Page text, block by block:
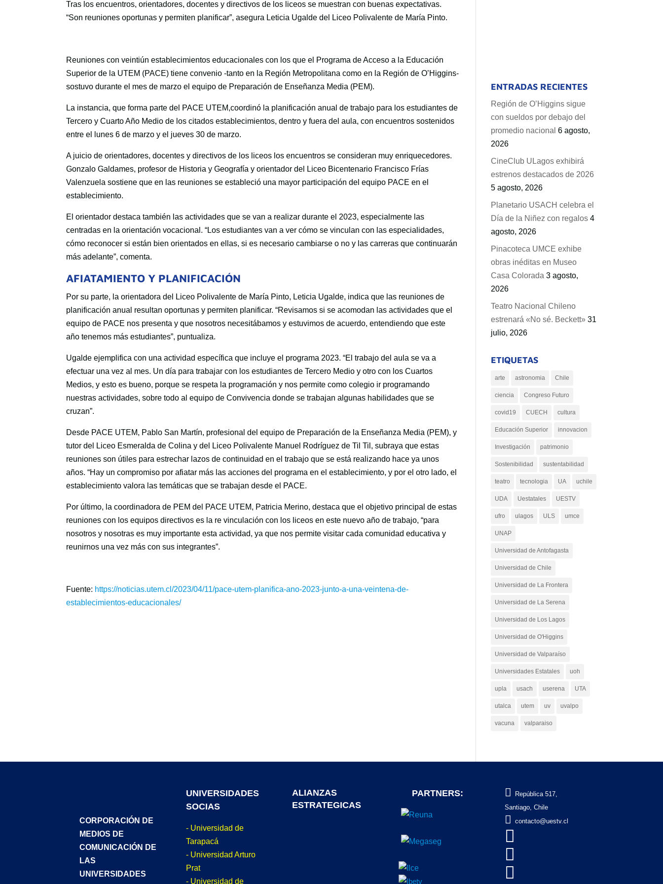
Tras los encuentros, orientadores, docentes y directivos de los liceos se muestran con buenas expectativas.
“Son reuniones oportunas y permiten planificar”, asegura Leticia Ugalde del Liceo Polivalente de María Pinto.
Reuniones con veintiún establecimientos educacionales con los que el Programa de Acceso a la Educación
Superior de la UTEM (PACE) tiene convenio -tanto en la Región Metropolitana como en la Región de O’Higgins-
sostuvo durante el mes de marzo el equipo de Preparación de Enseñanza Media (PEM).
La instancia, que forma parte del PACE UTEM,coordinó la planificación anual de trabajo para los estudiantes de
Tercero y Cuarto Año Medio de los citados establecimientos, dentro y fuera del aula, con encuentros sostenidos
entre el lunes 6 de marzo y el jueves 30 de marzo.
A juicio de orientadores, docentes y directivos de los liceos los encuentros se consideran muy enriquecedores.
Gonzalo Galdames, profesor de Historia y Geografía y orientador del Liceo Bicentenario Francisco Frías
Valenzuela sostiene que en las reuniones se estableció una mayor participación del equipo PACE en el
establecimiento.
El orientador destaca también las actividades que se van a realizar durante el 2023, especialmente las
centradas en la orientación vocacional. “Los estudiantes van a ver cómo se vinculan con las especialidades,
cómo reconocer si están bien orientados en ellas, si es necesario cambiarse o no y las carreras que continuarán
más adelante”, comenta.
AFIATAMIENTO Y PLANIFICACIÓN
Por su parte, la orientadora del Liceo Polivalente de María Pinto, Leticia Ugalde, indica que las reuniones de
planificación anual resultan oportunas y permiten planificar. “Revisamos si se acomodan las actividades que el
equipo de PACE nos presenta y que nosotros necesitábamos y estuvimos de acuerdo, entendiendo que este
año tenemos más estudiantes”, puntualiza.
Ugalde ejemplifica con una actividad específica que incluye el programa 2023. “El trabajo del aula se va a
efectuar una vez al mes. Un día para trabajar con los estudiantes de Tercero Medio y otro con los Cuartos
Medios, y esto es bueno, porque se respeta la programación y nos permite como colegio ir programando
nuestras actividades, sobre todo al equipo de Convivencia donde se trabajan algunas habilidades que se
cruzan”.
Desde PACE UTEM, Pablo San Martín, profesional del equipo de Preparación de la Enseñanza Media (PEM), y
tutor del Liceo Esmeralda de Colina y del Liceo Polivalente Manuel Rodríguez de Til Til, subraya que estas
reuniones son útiles para estrechar lazos de continuidad en el trabajo que se está realizando hace ya unos
años. “Hay un compromiso por afiatar más las acciones del programa en el establecimiento, y por el otro lado, el
establecimiento valora las temáticas que se trabajan desde el PACE.
Por último, la coordinadora de PEM del PACE UTEM, Patricia Merino, destaca que el objetivo principal de estas
reuniones con los equipos directivos es la re vinculación con los liceos en este nuevo año de trabajo, “para
nosotros y nosotras es muy importante esta actividad, ya que nos permite visitar cada comunidad educativa y
reunirnos una vez más con sus integrantes”.
Fuente: https://noticias.utem.cl/2023/04/11/pace-utem-planifica-ano-2023-junto-a-una-veintena-de-
establecimientos-educacionales/
ENTRADAS RECIENTES
Región de O’Higgins sigue
con sueldos por debajo del
promedio nacional 6 agosto,
2026
CineClub ULagos exhibirá
estrenos destacados de 2026
5 agosto, 2026
Planetario USACH celebra el
Día de la Niñez con regalos 4
agosto, 2026
Pinacoteca UMCE exhibe
obras inéditas en Museo
Casa Colorada 3 agosto,
2026
Teatro Nacional Chileno
estrenará «No sé. Beckett» 31
julio, 2026
ETIQUETAS
arte astronomia Chile
ciencia Congreso Futuro
covid19 CUECH cultura
Educación Superior innovacion
Investigación patrimonio
Sostenibilidad sustentabilidad
teatro tecnologia UA uchile
UDA Uestatales UESTV
ufro ulagos ULS umce
UNAP
Universidad de Antofagasta
Universidad de Chile
Universidad de La Frontera
Universidad de La Serena
Universidad de Los Lagos
Universidad de O'Higgins
Universidad de Valparaíso
Universidades Estatales uoh
upla usach userena UTA
utalca utem uv uvalpo
vacuna valparaiso
CORPORACIÓN DE
MEDIOS DE
COMUNICACIÓN DE
LAS
UNIVERSIDADES
UNIVERSIDADES
SOCIAS
- Universidad de
Tarapacá
- Universidad Arturo
Prat
- Universidad de
ALIANZAS
ESTRATEGICAS
PARTNERS: 
República 517,
Santiago, Chile
 contacto@uestv.cl


